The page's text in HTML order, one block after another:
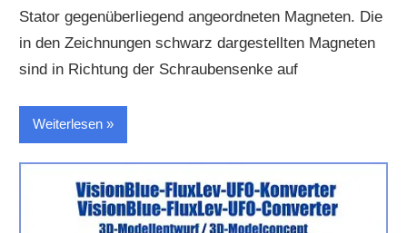
Stator gegenüberliegend angeordneten Magneten. Die
in den Zeichnungen schwarz dargestellten Magneten
sind in Richtung der Schraubensenke auf
Weiterlesen